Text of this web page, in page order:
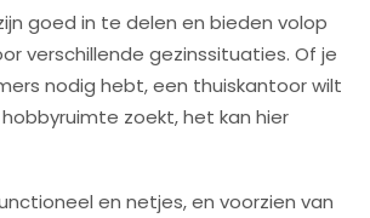
goed in te delen en bieden volop
verschillende gezinssituaties. Of je
nodig hebt, een thuiskantoor wilt
zoekt, het kan hier
en netjes, en voorzien van